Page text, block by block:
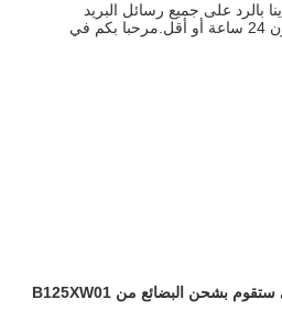
بالرد على جميع رسائل البريد
الإلكتروني الخاصة بك في غضون 24 ساعة أو أقل.مرحبا بكم في
إذا قدمت طلبًا الآن ، فمتى ستقوم بشحن البضائع من B125XW01